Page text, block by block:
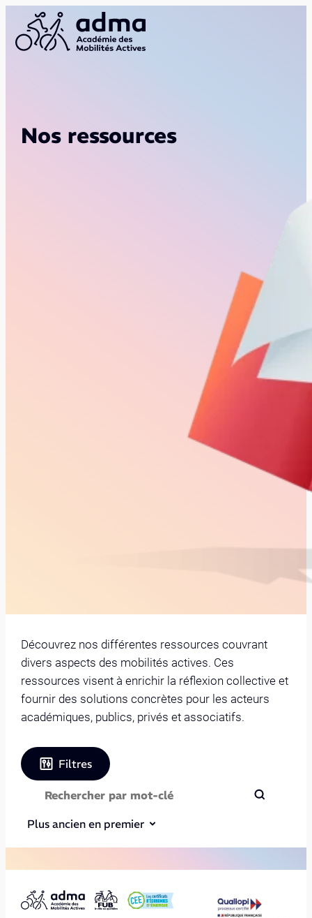
Nos ressources
Découvrez nos différentes ressources couvrant
divers aspects des mobilités actives. Ces
ressources visent à enrichir la réflexion collective et
fournir des solutions concrètes pour les acteurs
académiques, publics, privés et associatifs.
Filtres
Plus ancien en premier